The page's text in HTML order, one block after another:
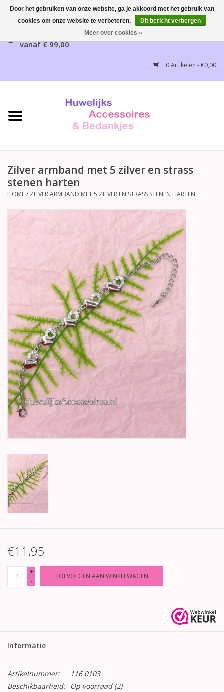
Gratis verzending mogelijk, NL vanaf € 65,00, België
vanaf € 99,00
0 Artikelen - €0,00
Home
Bruidsaccessoires
Huwelijksreceptie
Disney Huwelijk
Jubileum
Geboorte, Doop en
Communie
SALE
Zilver armband met 5 zilver en strass
stenen harten
HOME/ ZILVER ARMBAND MET 5 ZILVER EN STRASS STENEN HARTEN
€11,95
+
-
TOEVOEGEN AAN WINKELWAGEN
Informatie
Artikelnummer:
116 0103
Beschikbaarheid:
Op voorraad(2)
Door het gebruiken van onze website, ga je akkoord met het gebruik van
cookies om onze website te verbeteren.
Dit bericht verbergen
Meer over cookies »